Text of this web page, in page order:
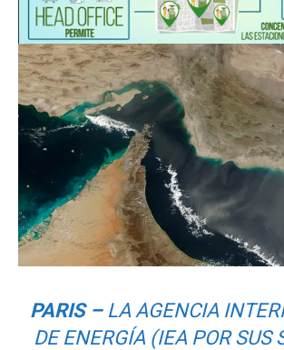
PARIS –LA AGENCIA
DE ENERGÍA (IEA POR SUS